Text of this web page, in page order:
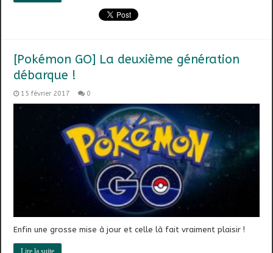
[Pokémon GO] La deuxième génération
débarque !
15 février 2017 0
Enfin une grosse mise à jour et celle là fait vraiment plaisir !
Lire la suite